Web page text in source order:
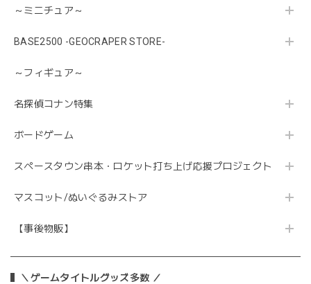
～ミニチュア～
BASE2500 -GEOCRAPER STORE-
～フィギュア～
名探偵コナン特集
ボードゲーム
スペースタウン串本・ロケット打ち上げ応援プロジェクト
マスコット/ぬいぐるみストア
【事後物販】
＼ゲームタイトルグッズ多数 ／